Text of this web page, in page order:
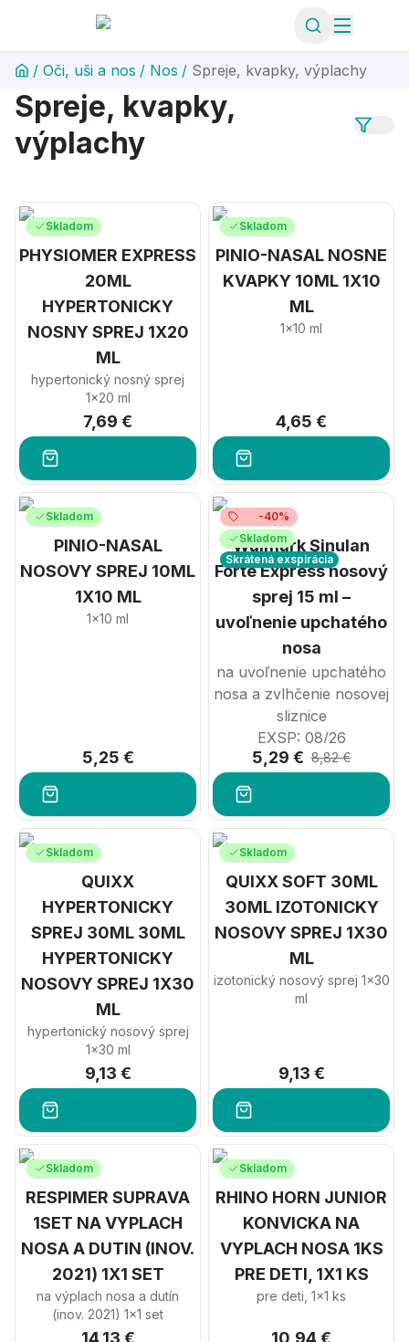
/ Oči, uši a nos / Nos / Spreje, kvapky, výplachy
Spreje, kvapky,
výplachy
Skladom
PHYSIOMER EXPRESS
20ML
HYPERTONICKY
NOSNY SPREJ 1X20
ML
hypertonický nosný sprej
1x20 ml
7,69 €
Skladom
PINIO-NASAL NOSNE
KVAPKY 10ML 1X10
ML
1x10 ml
4,65 €
Skladom
PINIO-NASAL
NOSOVY SPREJ 10ML
1X10 ML
1x10 ml
5,25 €
Skladom
-40%
Skrátená exspirácia
Walmark Sinulan
Forte Express nosový
sprej 15 ml –
uvoľnenie upchatého
nosa
na uvoľnenie upchatého
nosa a zvlhčenie nosovej
sliznice
EXSP: 08/26
5,29 € 8,82 €
Skladom
QUIXX
HYPERTONICKY
SPREJ 30ML 30ML
HYPERTONICKY
NOSOVY SPREJ 1X30
ML
hypertonický nosový sprej
1x30 ml
9,13 €
Skladom
QUIXX SOFT 30ML
30ML IZOTONICKY
NOSOVY SPREJ 1X30
ML
izotonický nosový sprej 1x30
ml
9,13 €
Skladom
RESPIMER SUPRAVA
1SET NA VYPLACH
NOSA A DUTIN (INOV.
2021) 1X1 SET
na výplach nosa a dutín
(inov. 2021) 1x1 set
14,13 €
Skladom
RHINO HORN JUNIOR
KONVICKA NA
VYPLACH NOSA 1KS
PRE DETI, 1X1 KS
pre deti, 1x1 ks
10,94 €